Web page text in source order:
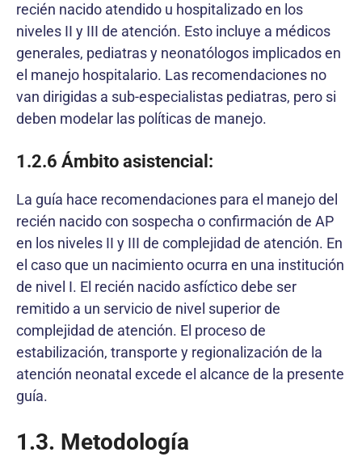
recién nacido atendido u hospitalizado en los
niveles II y III de atención. Esto incluye a médicos
generales, pediatras y neonatólogos implicados en
el manejo hospitalario. Las recomendaciones no
van dirigidas a sub-especialistas pediatras, pero si
deben modelar las políticas de manejo.
1.2.6 Ámbito asistencial:
La guía hace recomendaciones para el manejo del
recién nacido con sospecha o confirmación de AP
en los niveles II y III de complejidad de atención. En
el caso que un nacimiento ocurra en una institución
de nivel I. El recién nacido asfíctico debe ser
remitido a un servicio de nivel superior de
complejidad de atención. El proceso de
estabilización, transporte y regionalización de la
atención neonatal excede el alcance de la presente
guía.
1.3. Metodología